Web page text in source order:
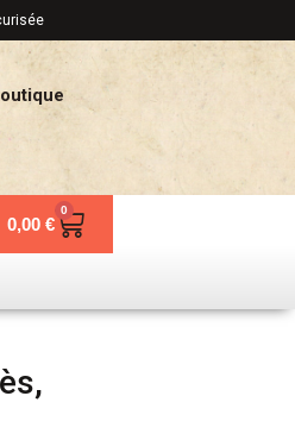
0,00 €
0
Panier